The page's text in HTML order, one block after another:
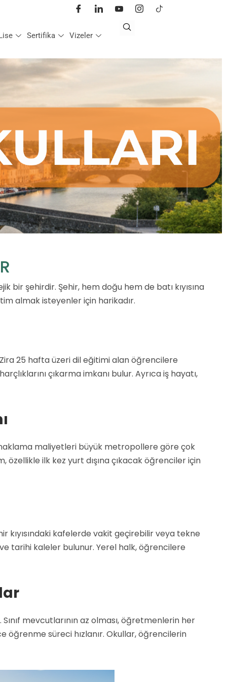
Sertifika Vizeler
bir şehirdir. Şehir, hem doğu hem de batı kıyısına
almak isteyenler için harikadır.
25 hafta üzeri dil eğitimi alan öğrencilere
çıkarma imkanı bulur. Ayrıca iş hayatı,
maliyetleri büyük metropollere göre çok
özellikle ilk kez yurt dışına çıkacak öğrenciler için
kıyısındaki kafelerde vakit geçirebilir veya tekne
tarihi kaleler bulunur. Yerel halk, öğrencilere
mevcutlarının az olması, öğretmenlerin her
öğrenme süreci hızlanır. Okullar, öğrencilerin